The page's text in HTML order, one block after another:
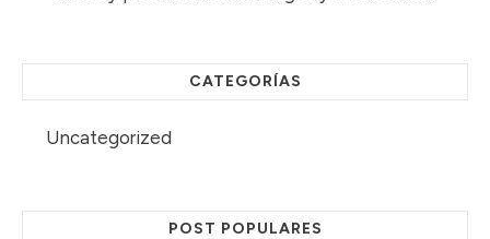
CATEGORÍAS
Uncategorized
POST POPULARES